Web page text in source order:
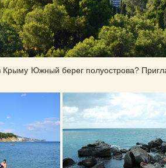
Крыму Южный берег полуострова?